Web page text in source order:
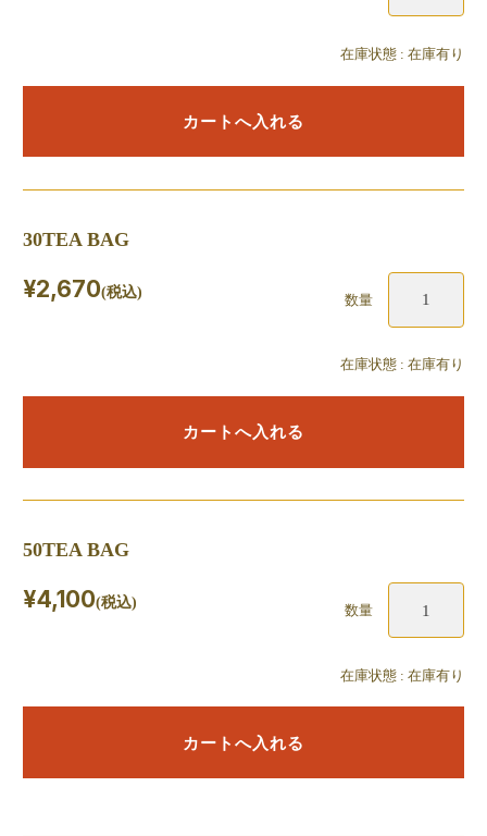
在庫状態 : 在庫有り
30TEA BAG
在庫状態 : 在庫有り
¥2,670(税込)
数量
50TEA BAG
在庫状態 : 在庫有り
¥4,100(税込)
数量